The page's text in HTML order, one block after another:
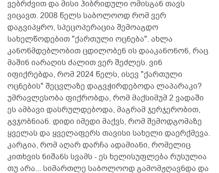
ვებრძვით და მისი ჰიბრიდული ომისგან თავს
ვიცავთ. 2008 წელს საბოლოოდ რომ ვერ
დაგვიპყრო, სპეცოპერაცია შემოაგდო
სახელწოდებით "ქართული ოცნება". ახლა
კანონმდებლობით ცდილობენ ის დააკანონონ, რაც
მაშინ იარაღის ძალით ვერ შეძლეს. ვინ
იფიქრებდა, რომ 2024 წელს, ისევ "ქართული
ოცნების" შეცვლაზე დაგვჭირდებოდა ლაპარაკი?
უმრავლესობა ფიქრობდა, რომ მაქსიმუმ 2 ვადაში
ეს ამბავი დასრულდებოდა, მაგრამ ჯერჯერობით,
გვჯობნიან. დიდი იმედი მაქვს, რომ შემოდგომაზე
ყველას და ყველაფერს თავისი სახელი დაერქმევა.
კარგია, რომ აღარ დარჩა ადამიანი, რომელიც
კითხვის ნიშანს სვამს - ეს ხელისუფლება რუსულია
თუ არა... სიმართლე საბოლოოდ გამომჟღავნდა და